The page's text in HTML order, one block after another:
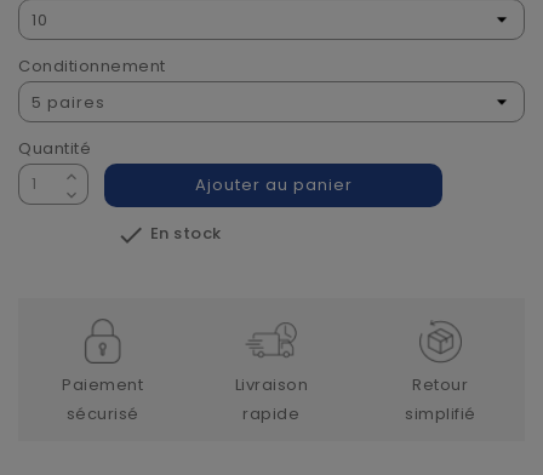
Conditionnement
Quantité
Ajouter au panier
 En stock
Paiement
sécurisé
Livraison
rapide
Retour
simplifié